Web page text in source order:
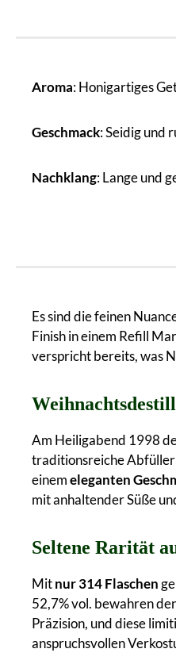
Aroma: Honigartiges
Geschmack: Seidig und
Nachklang: Lange und
Es sind die feinen
Finish in einem Refill
verspricht bereits, was
Am Heiligabend 1998
traditionsreiche Abfüller
einemeleganten
mit anhaltender Süße
Seltene Rarität
Mitnur 314 Flaschen
52,7% vol. bewahren
Präzision, und diese
anspruchsvollen